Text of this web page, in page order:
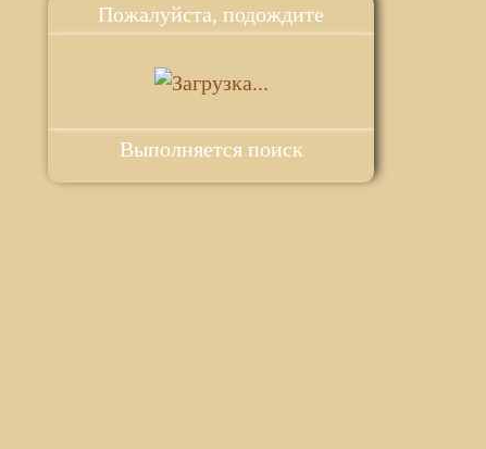
Пожалуйста, подождите
Выполняется поиск